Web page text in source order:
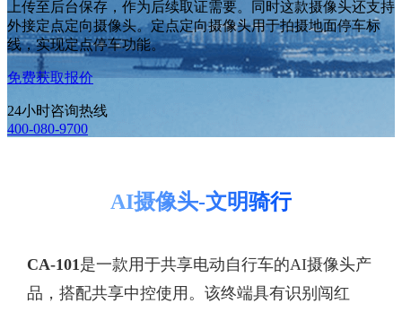
上传至后台保存，作为后续取证需要。同时这款摄像头还支持
外接定点定向摄像头。定点定向摄像头用于拍摄地面停车标
线，实现定点停车功能。
免费获取报价
24小时咨询热线
400-080-9700
AI摄像头-文明骑行
CA-101是一款用于共享电动自行车的AI摄像头产
品，搭配共享中控使用。该终端具有识别闯红